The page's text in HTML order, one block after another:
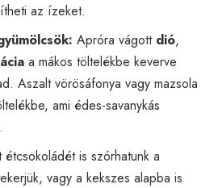
az ízeket.
Apróra vágott dió,
a mákos töltelékbe keverve
Aszalt vörösáfonya vagy mazsola
ami édes-savanykás
étcsokoládét is szórhatunk a
vagy a kekszes alapba is